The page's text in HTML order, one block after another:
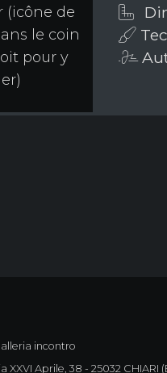
(icône de
le coin
pour y
incontro
XXVI Aprile, 38 - 25032 CHIARI